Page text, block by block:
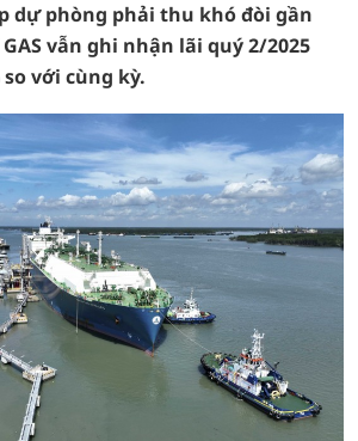
dự phòng phải thu khó đòi gần
GAS vẫn ghi nhận lãi quý 2/2025
với cùng kỳ.